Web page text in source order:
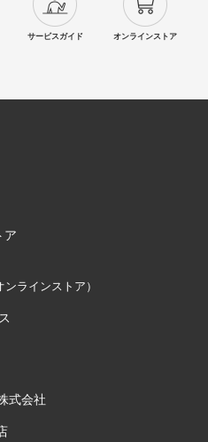
サービスガイド オンラインストア
ア
ラインストア）
式会社